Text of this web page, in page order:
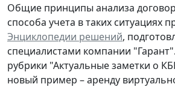
Общие принципы анализа
способа учета в таких ситуациях
Энциклопедии решений,
специалистами компании
рубрики "Актуальные заметки о
новый пример – аренду